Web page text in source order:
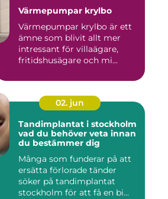
Värmepumpar krylbo
Värmepumpar krylbo är ett
ämne som blivit allt mer
intressant för villaägare,
fritidshusägare och mi...
02. jun
Tandimplantat i stockholm
vad du behöver veta innan
du bestämmer dig
Många som funderar på att
ersätta förlorade tänder
söker på tandimplantat
stockholm för att få en bi...